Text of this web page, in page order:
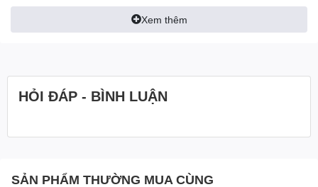
Đây là sản phẩm rất được ưa chuộng trên thị trường bởi đây là
dung tích phù hợp với đại đa số gia đình Việt Nam. Nếu chỉ tính
5 người.
thiết kế nênBồn nhựa Công Nghệ Mới Hler Watercó khối
Xem thêm
HỎI ĐÁP - BÌNH LUẬN
SẢN PHẨM THƯỜNG MUA CÙNG